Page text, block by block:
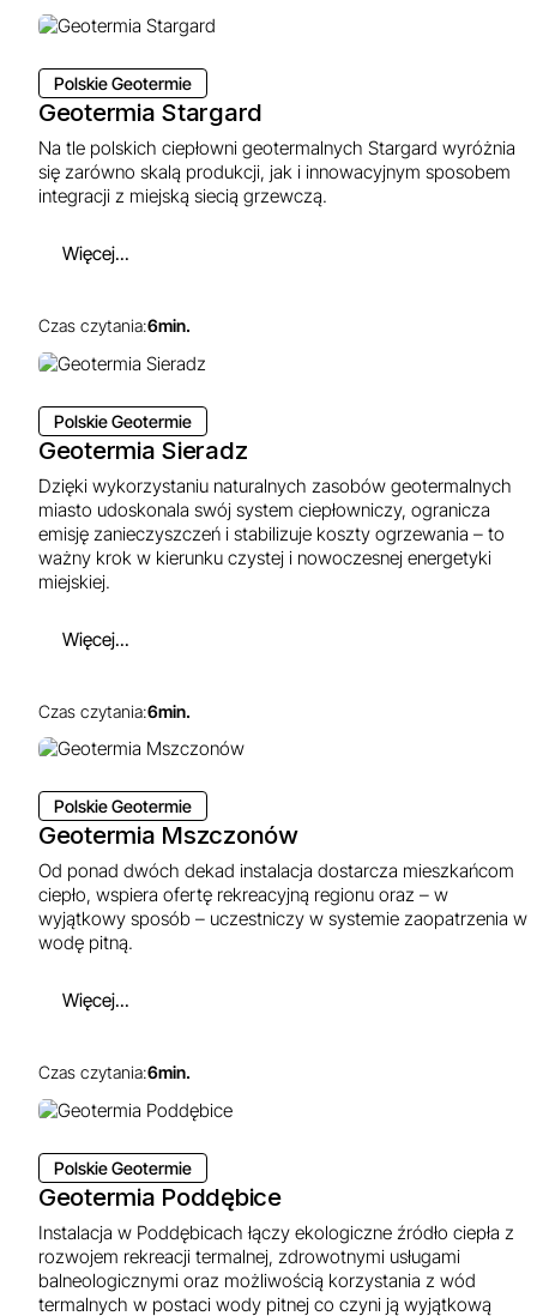
Polskie Geotermie
Geotermia Stargard
Na tle polskich ciepłowni geotermalnych Stargard wyróżnia
się zarówno skalą produkcji, jak i innowacyjnym sposobem
integracji z miejską siecią grzewczą.
Więcej...
Czas czytania:6min.
Polskie Geotermie
Geotermia Sieradz
Dzięki wykorzystaniu naturalnych zasobów geotermalnych
miasto udoskonala swój system ciepłowniczy, ogranicza
emisję zanieczyszczeń i stabilizuje koszty ogrzewania – to
ważny krok w kierunku czystej i nowoczesnej energetyki
miejskiej.
Więcej...
Czas czytania:6min.
Polskie Geotermie
Geotermia Mszczonów
Od ponad dwóch dekad instalacja dostarcza mieszkańcom
ciepło, wspiera ofertę rekreacyjną regionu oraz – w
wyjątkowy sposób – uczestniczy w systemie zaopatrzenia w
wodę pitną.
Więcej...
Czas czytania:6min.
Polskie Geotermie
Geotermia Poddębice
Instalacja w Poddębicach łączy ekologiczne źródło ciepła z
rozwojem rekreacji termalnej, zdrowotnymi usługami
balneologicznymi oraz możliwością korzystania z wód
termalnych w postaci wody pitnej co czyni ją wyjątkową